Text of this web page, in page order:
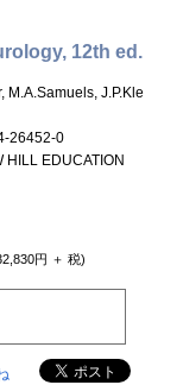
12th ed.
M.A.Samuels, J.P.Kle
26452-0
HILL EDUCATION
円 ＋ 税)